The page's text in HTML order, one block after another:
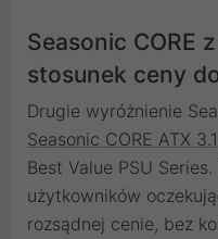
Seasonic CORE
stosunek ceny
Drugie wyróżnienie
Seasonic CORE ATX 3.1
Best Value PSU
użytkowników
rozsądnej cenie, bez